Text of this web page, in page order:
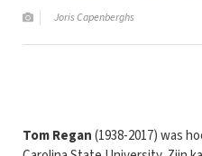
Joris Capenberghs
Tom Regan(1938-2017) was